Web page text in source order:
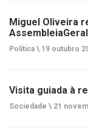
Miguel Oliveira
Política \ 19 outubro
Visita guiada à
Sociedade \ 21